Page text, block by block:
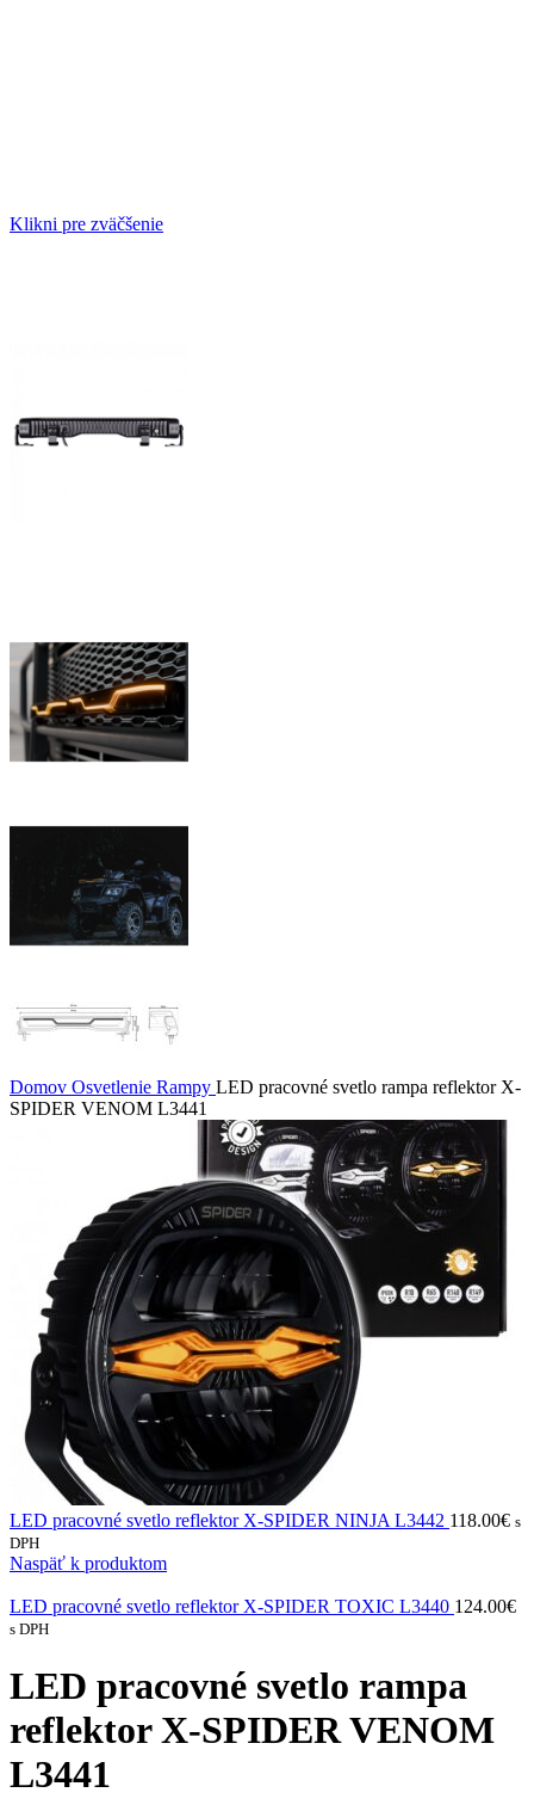
Klikni pre zväčšenie
Domov Osvetlenie Rampy LED pracovné svetlo rampa reflektor X-
SPIDER VENOM L3441
LED pracovné svetlo reflektor X-SPIDER NINJA L3442 118.00€ s
DPH
Naspäť k produktom
LED pracovné svetlo reflektor X-SPIDER TOXIC L3440 124.00€
s DPH
LED pracovné svetlo rampa
reflektor X-SPIDER VENOM
L3441